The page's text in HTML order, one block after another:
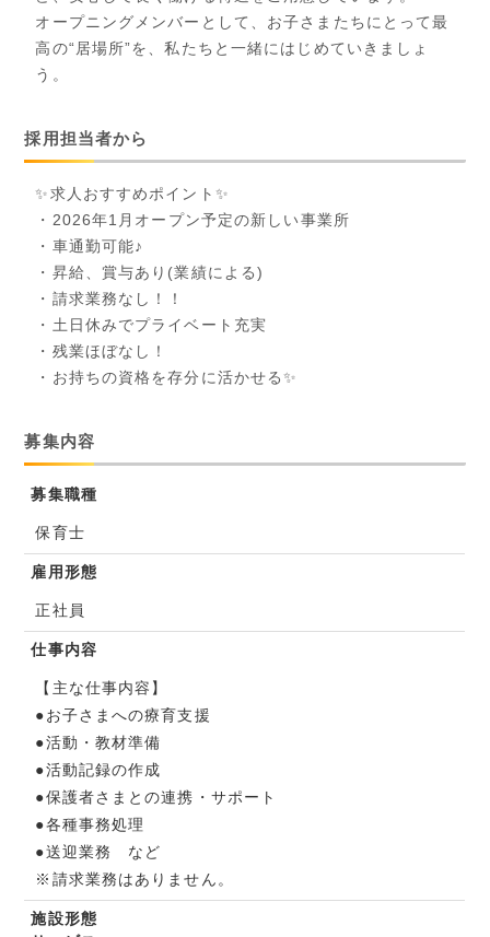
オープニングメンバーとして、お子さまたちにとって最
高の“居場所”を、私たちと一緒にはじめていきましょ
う。
採用担当者から
✨求人おすすめポイント✨
・2026年1月オープン予定の新しい事業所
・車通勤可能♪
・昇給、賞与あり(業績による)
・請求業務なし！！
・土日休みでプライベート充実
・残業ほぼなし！
・お持ちの資格を存分に活かせる✨
募集内容
募集職種
保育士
雇用形態
正社員
仕事内容
【主な仕事内容】
●お子さまへの療育支援
●活動・教材準備
●活動記録の作成
●保護者さまとの連携・サポート
●各種事務処理
●送迎業務 など
※請求業務はありません。
施設形態